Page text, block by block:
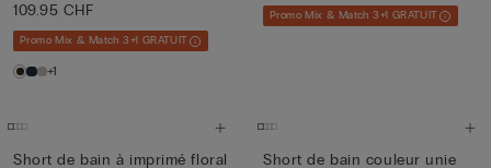
109.95 CHF
Promo Mix & Match 3+1 GRATUIT
+1
Promo Mix & Match 3+1 GRATUIT
Short de bain à imprimé floral
Short de bain couleur unie